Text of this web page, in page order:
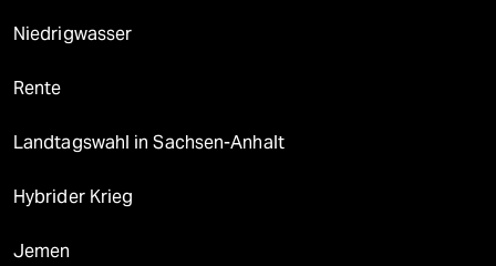
Niedrigwasser
Rente
Landtagswahl in Sachsen-Anhalt
Hybrider Krieg
Jemen